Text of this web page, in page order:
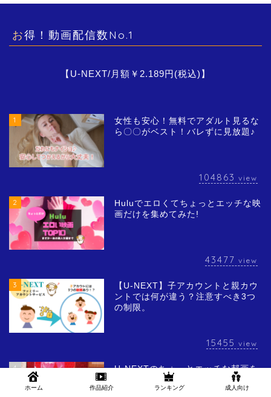
お得！動画配信数No.1
【U-NEXT/月額￥2.189円(税込)】
1
女性も安心！無料でアダルト見るな
ら〇〇がベスト！バレずに見放題♪
104863 view
2
Huluでエロくてちょっとエッチな映
画だけを集めてみた!
43477 view
3
【U-NEXT】子アカウントと親カウ
ントでは何が違う？注意すべき3つ
の制限。
15455 view
4
U-NEXTのちょっとエッチな邦画を
集めてみた！あの有名女優が…
ホーム 作品紹介 ランキング 成人向け